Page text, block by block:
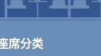
席分类